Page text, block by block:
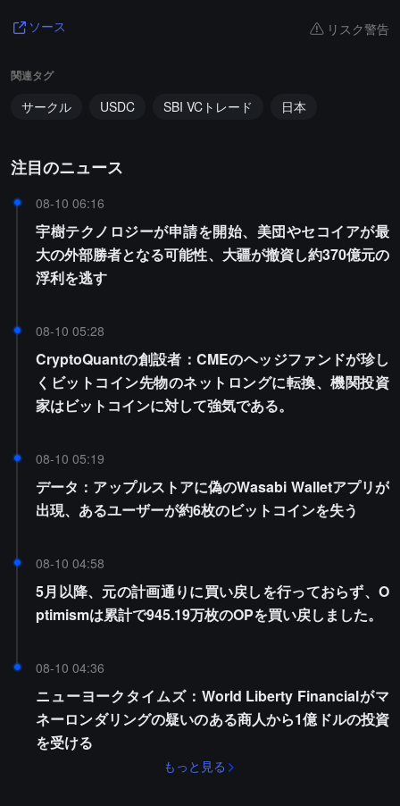
ソース リスク警告
関連タグ
サークル USDC SBI VCトレード 日本
注目のニュース
08-10 06:16
宇樹テクノロジーが申請を開始、美団やセコイアが最
大の外部勝者となる可能性、大疆が撤資し約370億元の
浮利を逃す
08-10 05:28
CryptoQuantの創設者：CMEのヘッジファンドが珍し
くビットコイン先物のネットロングに転換、機関投資
家はビットコインに対して強気である。
08-10 05:19
データ：アップルストアに偽のWasabi Walletアプリが
出現、あるユーザーが約6枚のビットコインを失う
08-10 04:58
5月以降、元の計画通りに買い戻しを行っておらず、O
ptimismは累計で945.19万枚のOPを買い戻しました。
08-10 04:36
ニューヨークタイムズ：World Liberty Financialがマ
ネーロンダリングの疑いのある商人から1億ドルの投資
を受ける
もっと見る